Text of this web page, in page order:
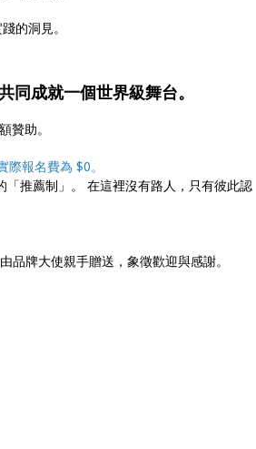
的洞見。
同成就一個世界級舞台。
贊助。
際報名費為 $0。
推薦制」。 在這裡沒有路人，只有彼此認
品牌大使親手贈送，象徵歡迎與感謝。